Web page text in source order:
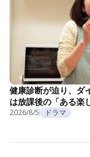
健康診断が迫り、ダ
は放課後の「ある
2026/8/5 ドラマ